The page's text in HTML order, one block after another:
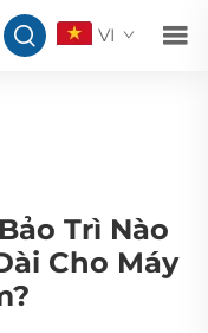
VI
Trì Nào
Cho Máy